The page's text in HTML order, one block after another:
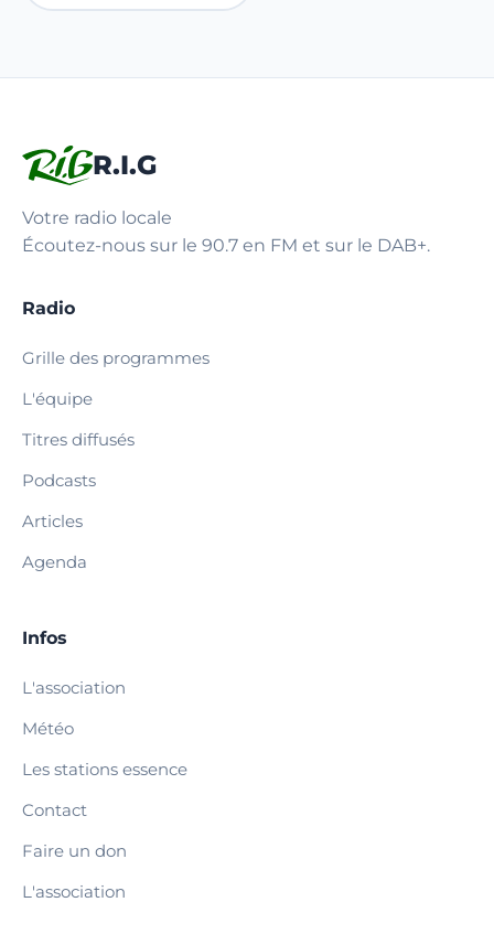
R.I.G
Votre radio locale
Écoutez-nous sur le 90.7 en FM et sur le DAB+.
Radio
Grille des programmes
L'équipe
Titres diffusés
Podcasts
Articles
Agenda
Infos
L'association
Météo
Les stations essence
Contact
Faire un don
L'association